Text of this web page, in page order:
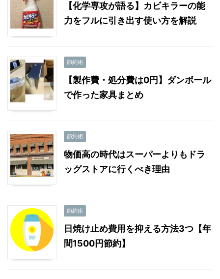
【化学専攻が語る】カビキラーの能
力をフルに引き出す使い方を解説
節約術
【製作費・処分費は0円】ダンボール
で作った家具まとめ
節約術
物価高の時代はスーパーよりもドラ
ッグストアに行くべき理由
節約術
日焼け止め費用を抑える方法3つ【年
間1500円節約】